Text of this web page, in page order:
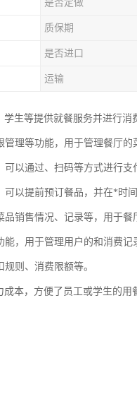
是否定做
质保期
是否进口
运输
生等提供就餐服务并进行消
理等功能，用于管理餐厅的
以通过、扫码等方式进行支
以提前预订餐品，并在*时间
销售情况、记录等，用于餐
，用于管理用户的和消费记
则、消费限额等。
本，方便了员工或学生的